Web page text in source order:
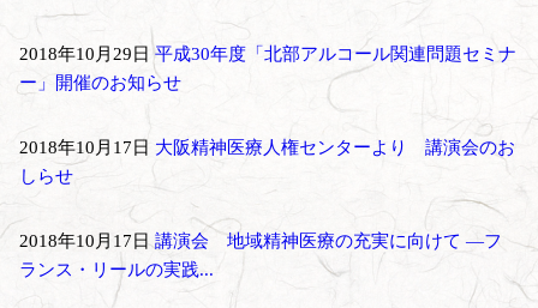
2018年10月29日 平成30年度「北部アルコール関連問題セミナ
ー」開催のお知らせ
2018年10月17日 大阪精神医療人権センターより 講演会のお
しらせ
2018年10月17日講演会 地域精神医療の充実に向けて ―フ
ランス・リールの実践...